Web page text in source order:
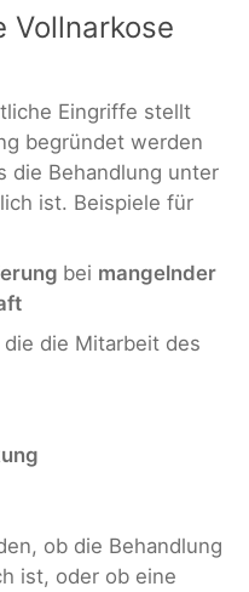
Vollnarkose
Eingriffe stellt
begründet werden
die Behandlung unter
ist. Beispiele für
bei mangelnder
die die Mitarbeit des
ob die Behandlung
ist, oder ob eine